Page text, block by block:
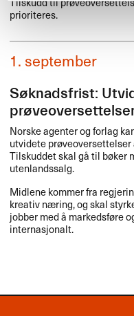
prioriteres.
1. september
Søknadsfrist:
Norske agenter og forlag
utvidete
Tilskuddet skal gå til bøker
utenlandssalg.
Midlene kommer fra
kreativ næring, og skal
jobber med å markedsføre
internasjonalt.